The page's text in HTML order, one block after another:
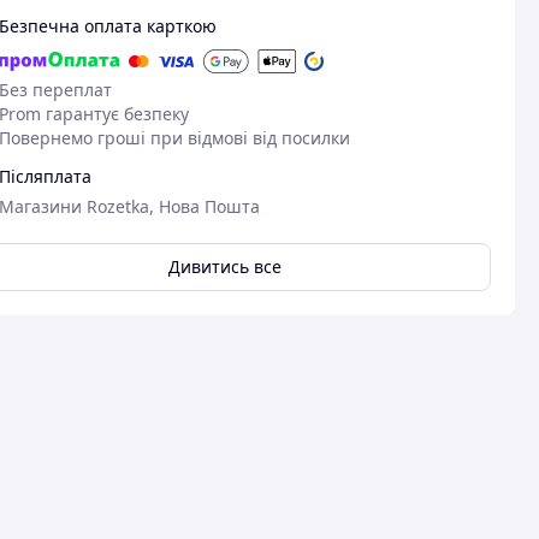
Безпечна оплата карткою
Без переплат
Prom гарантує безпеку
Повернемо гроші при відмові від посилки
Післяплата
Магазини Rozetka, Нова Пошта
Дивитись все